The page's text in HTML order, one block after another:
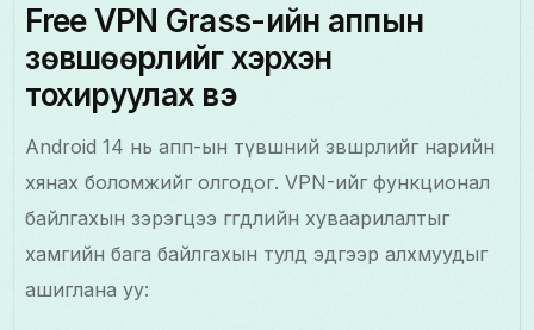
Free VPN Grass-ийн аппын
зөвшөөрлийг хэрхэн
тохируулах вэ
Android 14 нь апп-ын түвшний зөвшөөрлийг нарийн
хянах боломжийг олгодог. VPN-ийг функционал
байлгахын зэрэгцээ өгөгдлийн хуваарилалтыг
хамгийн бага байлгахын тулд эдгээр алхмуудыг
ашиглана уу: